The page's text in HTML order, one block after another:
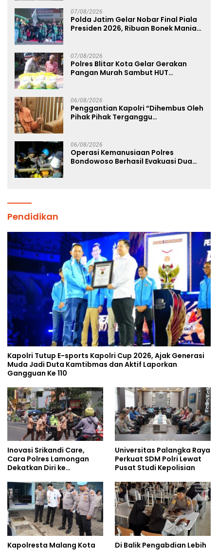
07/08/2026
Polda Jatim Gelar Nobar Final Piala
Presiden 2026, Ribuan Bonek Mania
07/08/2026
Polres Blitar Kota Gelar Gerakan
Pangan Murah Sambut HUT
06/08/2026
Penggantian Kapolri “Dihembus Oleh
Pihak Pihak Terganggu
06/08/2026
Operasi Kemanusiaan Polres
Bondowoso Berhasil Evakuasi Dua
Pendidikan
Kapolri Tutup E-sports Kapolri Cup 2026, Ajak Generasi
Muda Jadi Duta Kamtibmas dan Aktif Laporkan
Gangguan Ke 110
Inovasi Srikandi Care,
Cara Polres Lamongan
Dekatkan Diri ke
Universitas Palangka Raya
Perkuat SDM Polri Lewat
Pusat Studi Kepolisian
Kapolresta Malang Kota
Di Balik Pengabdian Lebih